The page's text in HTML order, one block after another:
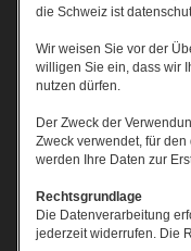
die Schweiz ist
Wir weisen Sie vor der
willigen Sie ein, dass wir
nutzen dürfen.
Der Zweck der
Zweck verwendet, für
werden Ihre Daten zur
Rechtsgrundlage
Die Datenverarbeitung
jederzeit widerrufen. Die